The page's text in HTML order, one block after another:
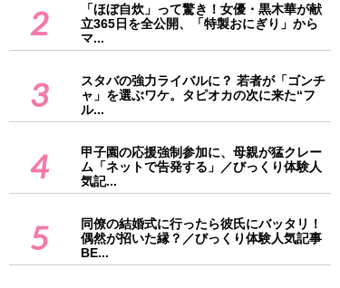
2
「ほぼ自炊」って驚き！女優・黒木華が献
立365日を全公開、「特製おにぎり」から
マ...
3
スタバの強力ライバルに？ 若者が「ゴンチ
ャ」を選ぶワケ。タピオカの次に来た“フ
ル...
4
甲子園の応援強制参加に、母親が猛クレー
ム「ネットで告発する」／びっくり体験人
気記...
5
同僚の結婚式に行ったら彼氏にバッタリ！
偶然が招いた縁？／びっくり体験人気記事
BE...